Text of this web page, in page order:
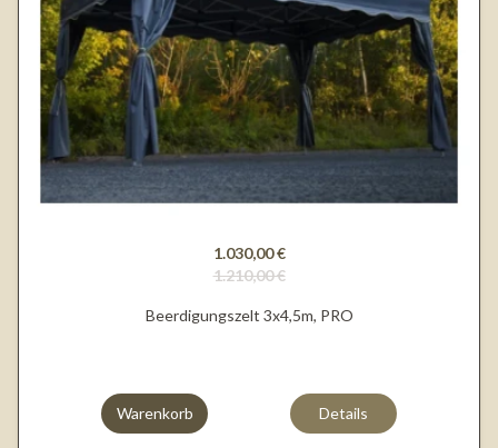
1.030,00 €
1.210,00 €
Beerdigungszelt 3x4,5m, PRO
Warenkorb Details